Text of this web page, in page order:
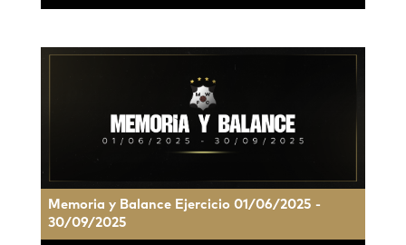
Memoria y Balance Ejercicio 01/06/2025 -
30/09/2025